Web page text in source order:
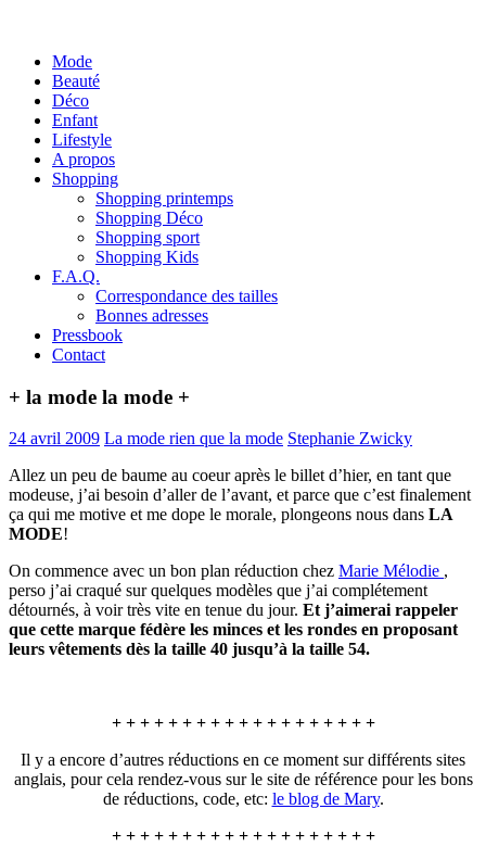
Mode
Beauté
Déco
Enfant
Lifestyle
A propos
Shopping
Shopping printemps
Shopping Déco
Shopping sport
Shopping Kids
F.A.Q.
Correspondance des tailles
Bonnes adresses
Pressbook
Contact
+ la mode la mode +
24 avril 2009 La mode rien que la mode Stephanie Zwicky
Allez un peu de baume au coeur après le billet d’hier, en tant que
modeuse, j’ai besoin d’aller de l’avant, et parce que c’est finalement
ça qui me motive et me dope le morale, plongeons nous dans LA
MODE!
On commence avec un bon plan réduction chez Marie Mélodie ,
perso j’ai craqué sur quelques modèles que j’ai complétement
détournés, à voir très vite en tenue du jour. Et j’aimerai rappeler
que cette marque fédère les minces et les rondes en proposant
leurs vêtements dès la taille 40 jusqu’à la taille 54.
+ + + + + + + + + + + + + + + + + + +
Il y a encore d’autres réductions en ce moment sur différents sites
anglais, pour cela rendez-vous sur le site de référence pour les bons
de réductions, code, etc: le blog de Mary.
+ + + + + + + + + + + + + + + + + + +